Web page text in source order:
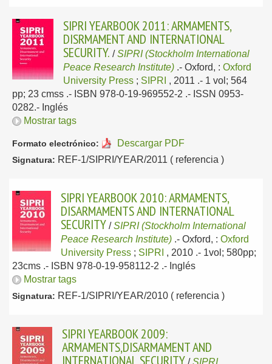
SIPRI YEARBOOK 2011: ARMAMENTS,
DISRMAMENT AND INTERNATIONAL
SECURITY. /SIPRI (Stockholm International
Peace Research Institute) .- Oxford, : Oxford
University Press ; SIPRI , 2011 .- 1 vol; 564
pp; 23 cmss .- ISBN 978-0-19-969552-2 .- ISSN 0953-
0282.- Inglés
Mostrar tags
Formato electrónico: Descargar PDF
Signatura: REF-1/SIPRI/YEAR/2011 ( referencia )
SIPRI YEARBOOK 2010: ARMAMENTS,
DISARMAMENTS AND INTERNATIONAL
SECURITY /SIPRI (Stockholm International
Peace Research Institute) .- Oxford, : Oxford
University Press ; SIPRI , 2010 .- 1vol; 580pp;
23cms .- ISBN 978-0-19-958112-2 .- Inglés
Mostrar tags
Signatura: REF-1/SIPRI/YEAR/2010 ( referencia )
SIPRI YEARBOOK 2009:
ARMAMENTS,DISARMAMENT AND
INTERNATIONAL SECURITY /SIPRI